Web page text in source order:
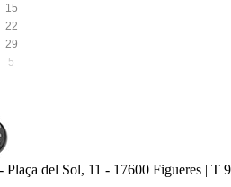
15
22
29
5
Plaça del Sol, 11 - 17600 Figueres |